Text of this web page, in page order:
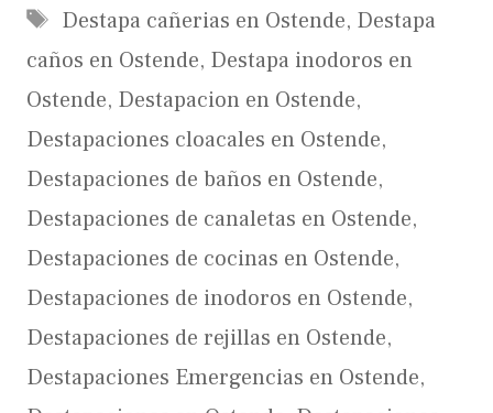
Tags
Destapa cañerias en Ostende, Destapa
caños en Ostende, Destapa inodoros en
Ostende, Destapacion en Ostende,
Destapaciones cloacales en Ostende,
Destapaciones de baños en Ostende,
Destapaciones de canaletas en Ostende,
Destapaciones de cocinas en Ostende,
Destapaciones de inodoros en Ostende,
Destapaciones de rejillas en Ostende,
Destapaciones Emergencias en Ostende,